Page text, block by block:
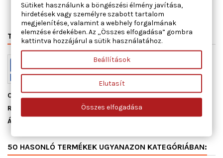
TERMÉK RÉSZLETEI VÁLTÓSZÁMOK MIHEZ JÓ
Cikkszám11109300
Raktáron
Állapot
50 HASONLÓ TERMÉKEK UGYANAZON KATEGÓRIÁBAN:
Sütiket használunk a böngészési élmény javítása,
hirdetések vagy személyre szabott tartalom
megjelenítése, valamint a webhely forgalmának
elemzése érdekében. Az „Összes elfogadása” gombra
kattintva hozzájárul a sütik használatához.
Beállítások
Elutasít
Összes elfogadása